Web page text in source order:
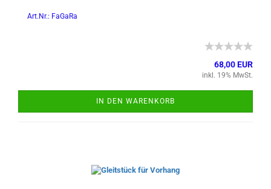
Art.Nr.: FaGaRa
68,00 EUR
inkl. 19% MwSt.
IN DEN WARENKORB